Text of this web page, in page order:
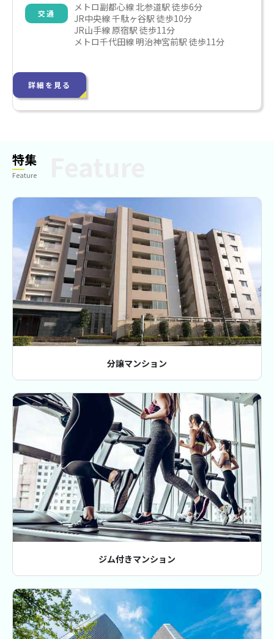
交通
メトロ副都心線 北参道駅 徒歩6分
JR中央線 千駄ヶ谷駅 徒歩10分
JR山手線 原宿駅 徒歩11分
メトロ千代田線 明治神宮前駅 徒歩11分
詳細を見る
特集
Feature
分譲マンション
ジム付きマンション